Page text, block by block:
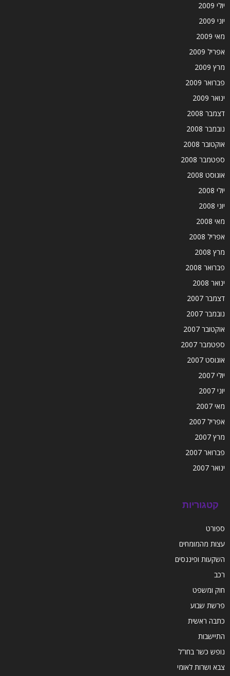
יולי 2009
יוני 2009
מאי 2009
אפריל 2009
מרץ 2009
פברואר 2009
ינואר 2009
דצמבר 2008
נובמבר 2008
אוקטובר 2008
ספטמבר 2008
אוגוסט 2008
יולי 2008
יוני 2008
מאי 2008
אפריל 2008
מרץ 2008
פברואר 2008
ינואר 2008
דצמבר 2007
נובמבר 2007
אוקטובר 2007
ספטמבר 2007
אוגוסט 2007
יולי 2007
יוני 2007
מאי 2007
אפריל 2007
מרץ 2007
פברואר 2007
ינואר 2007
קטגוריות
ספורט
עצות מהמומחים
השקעות ופיננסים
רכב
חוק ומשפט
פרשת שבוע
כתבה ראשית
התיישבות
נופש כשר בחו"ל
צבא ושרות לאומי